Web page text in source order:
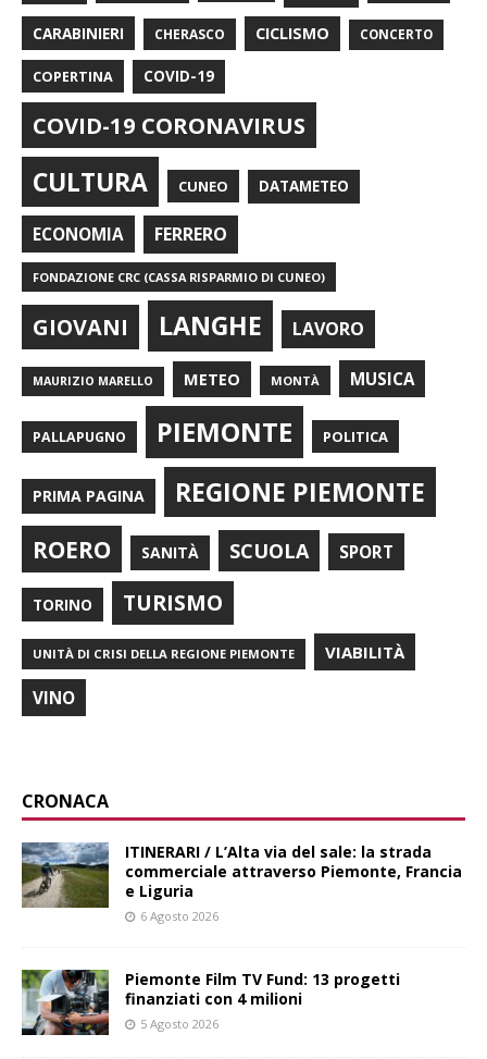
CARABINIERI CHERASCO CICLISMO CONCERTO
COPERTINA COVID-19
COVID-19 CORONAVIRUS
CULTURA CUNEO DATAMETEO
ECONOMIA FERRERO
FONDAZIONE CRC (CASSA RISPARMIO DI CUNEO)
GIOVANI LANGHE LAVORO
MAURIZIO MARELLO METEO MONTÀ MUSICA
PALLAPUGNO PIEMONTE POLITICA
PRIMA PAGINA REGIONE PIEMONTE
ROERO SANITÀ SCUOLA SPORT
TORINO TURISMO
UNITÀ DI CRISI DELLA REGIONE PIEMONTE VIABILITÀ
VINO
CRONACA
ITINERARI / L’Alta via del sale: la strada
commerciale attraverso Piemonte, Francia
e Liguria
6 Agosto 2026
Piemonte Film TV Fund: 13 progetti
finanziati con 4 milioni
5 Agosto 2026